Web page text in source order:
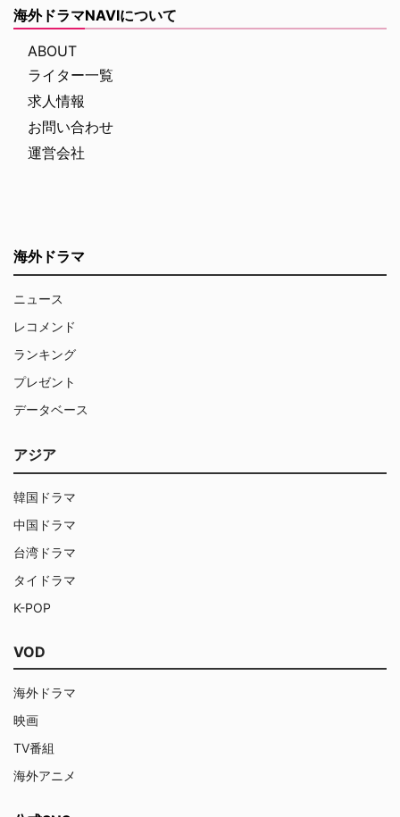
海外ドラマNAVIについて
ABOUT
ライター一覧
求人情報
お問い合わせ
運営会社
海外ドラマ
ニュース
レコメンド
ランキング
プレゼント
データベース
アジア
韓国ドラマ
中国ドラマ
台湾ドラマ
タイドラマ
K-POP
VOD
海外ドラマ
映画
TV番組
海外アニメ